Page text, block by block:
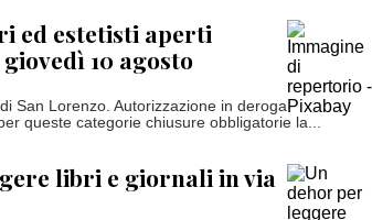
ed estetisti aperti
10 agosto
San Lorenzo. Autorizzazione in deroga
queste categorie chiusure obbligatorie la...
libri e giornali in via